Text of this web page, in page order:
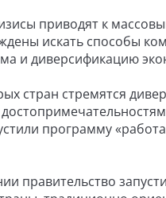
приводят к
искать способы
и диверсификацию
стран стремятся
программу
правительство